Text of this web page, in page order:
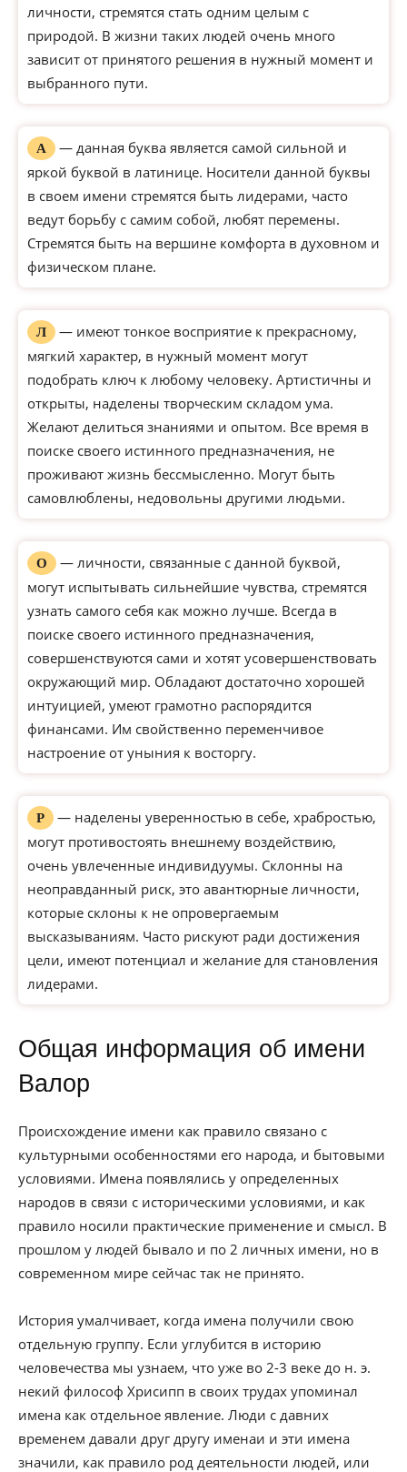
личности, стремятся стать одним целым с
природой. В жизни таких людей очень много
зависит от принятого решения в нужный момент и
выбранного пути.
А
— данная буква является самой сильной и
яркой буквой в латинице. Носители данной буквы
в своем имени стремятся быть лидерами, часто
ведут борьбу с самим собой, любят перемены.
Стремятся быть на вершине комфорта в духовном и
физическом плане.
Л
— имеют тонкое восприятие к прекрасному,
мягкий характер, в нужный момент могут
подобрать ключ к любому человеку. Артистичны и
открыты, наделены творческим складом ума.
Желают делиться знаниями и опытом. Все время в
поиске своего истинного предназначения, не
проживают жизнь бессмысленно. Могут быть
самовлюблены, недовольны другими людьми.
О
— личности, связанные с данной буквой,
могут испытывать сильнейшие чувства, стремятся
узнать самого себя как можно лучше. Всегда в
поиске своего истинного предназначения,
совершенствуются сами и хотят усовершенствовать
окружающий мир. Обладают достаточно хорошей
интуицией, умеют грамотно распорядится
финансами. Им свойственно переменчивое
настроение от уныния к восторгу.
Р
— наделены уверенностью в себе, храбростью,
могут противостоять внешнему воздействию,
очень увлеченные индивидуумы. Склонны на
неоправданный риск, это авантюрные личности,
которые склоны к не опровергаемым
высказываниям. Часто рискуют ради достижения
цели, имеют потенциал и желание для становления
лидерами.
Общая информация об имени
Валор
Происхождение имени как правило связано с
культурными особенностями его народа, и бытовыми
условиями. Имена появлялись у определенных
народов в связи с историческими условиями, и как
правило носили практические применение и смысл. В
прошлом у людей бывало и по 2 личных имени, но в
современном мире сейчас так не принято.
История умалчивает, когда имена получили свою
отдельную группу. Если углубится в историю
человечества мы узнаем, что уже во 2-3 веке до н. э.
некий философ Хрисипп в своих трудах упоминал
имена как отдельное явление. Люди с давних
временем давали друг другу именаи и эти имена
значили, как правило род деятельности людей, или